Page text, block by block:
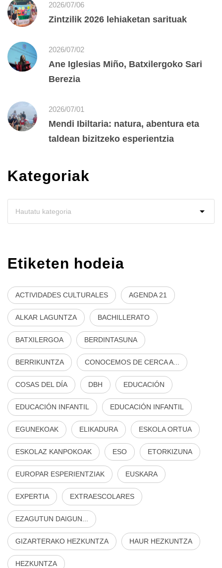
2026/07/06
Zintzilik 2026 lehiaketan sarituak
2026/07/02
Ane Iglesias Miño, Batxilergoko Sari
Berezia
2026/07/01
Mendi Ibiltaria: natura, abentura eta
taldean bizitzeko esperientzia
Kategoriak
Etiketen hodeia
ACTIVIDADES CULTURALES AGENDA 21
ALKAR LAGUNTZA BACHILLERATO
BATXILERGOA BERDINTASUNA
BERRIKUNTZA CONOCEMOS DE CERCA A...
COSAS DEL DÍA DBH EDUCACIÓN
EDUCACIÓN INFANTIL EDUCACIÓN INFANTIL
EGUNEKOAK ELIKADURA ESKOLA ORTUA
ESKOLAZ KANPOKOAK ESO ETORKIZUNA
EUROPAR ESPERIENTZIAK EUSKARA
EXPERTIA EXTRAESCOLARES
EZAGUTUN DAIGUN...
GIZARTERAKO HEZKUNTZA HAUR HEZKUNTZA
HEZKUNTZA